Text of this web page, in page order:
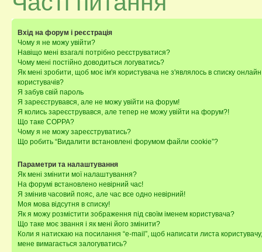
Вхід на форум і реєстрація
Чому я не можу увійти?
Навіщо мені взагалі потрібно реєструватися?
Чому мені постійно доводиться логуватись?
Як мені зробити, щоб моє ім'я користувача не з'являлось в списку онлайн
користувачів?
Я забув свій пароль
Я зареєструвався, але не можу увійти на форум!
Я колись зареєструвався, але тепер не можу увійти на форум?!
Що таке COPPA?
Чому я не можу зареєструватись?
Що робить “Видалити встановлені форумом файли cookie”?
Параметри та налаштування
Як мені змінити мої налаштування?
На форумі встановлено невірний час!
Я змінив часовий пояс, але час все одно невірний!
Моя мова відсутня в списку!
Як я можу розмістити зображення під своїм іменем користувача?
Що таке моє звання і як мені його змінити?
Коли я натискаю на посилання “e-mail”, щоб написати листа користувачу,
мене вимагається залогуватись?